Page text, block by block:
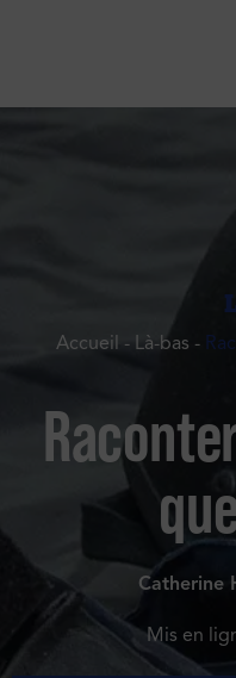
Accueil - Là-bas -
Catherine
Mis en